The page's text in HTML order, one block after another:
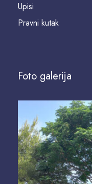
Upisi
Pravni kutak
Foto galerija